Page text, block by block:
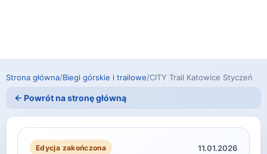
Strona główna/Biegi górskie i trailowe/CITY Trail Katowice Styczeń
← Powrót na stronę główną
Edycja zakończona 11.01.2026